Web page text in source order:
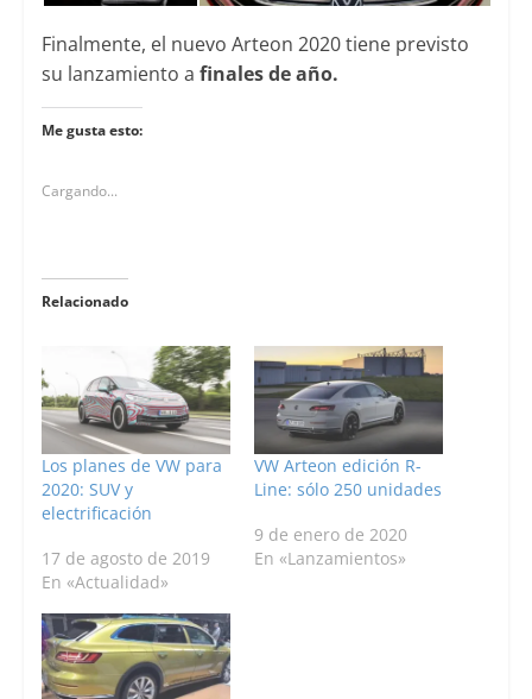
Finalmente, el nuevo Arteon 2020 tiene previsto
su lanzamiento a finales de año.
Me gusta esto:
Cargando...
Relacionado
Los planes de VW para
2020: SUV y
electrificación
17 de agosto de 2019
En «Actualidad»
VW Arteon edición R-
Line: sólo 250 unidades
9 de enero de 2020
En «Lanzamientos»